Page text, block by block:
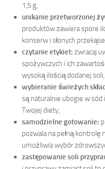
1,5 g,
unikanie przetworzonej
produktów zawiera spore
konserw i słonych
czytanie etykiet: zwracaj
spożywczych i ich
wysoką ilością dodanej soli,
wybieranie świeżych
są naturalnie ubogie w
Twojej diety,
samodzielne gotowanie:
pozwala na pełną kontrolę
umożliwia wybór
zastępowanie soli